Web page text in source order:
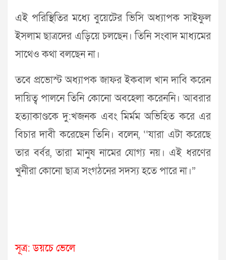
এই পরিস্থিতির মধ্যে বুয়েটের ভিসি অধ্যাপক সাইফুল
ইসলাম ছাত্রদের এড়িয়ে চলছেন। তিনি সংবাদ মাধ্যমের
সাথেও কথা বলছেন না।
তবে প্রভোস্ট অধ্যাপক জাফর ইকবাল খান দাবি করেন
দায়িত্ব পালনে তিনি কোনো অবহেলা করেননি। আবরার
হত্যাকাণ্ডকে দু:খজনক এবং মির্মম অভিহিত করে এর
বিচার দাবী করেছেন তিনি। বলেন, ‘‘যারা এটা করেছে
তার বর্বর, তারা মানুষ নামের যোগ্য নয়। এই ধরণের
খুনীরা কোনো ছাত্র সংগঠনের সদস্য হতে পারে না।”
সূত্র: ডয়চে ভেলে